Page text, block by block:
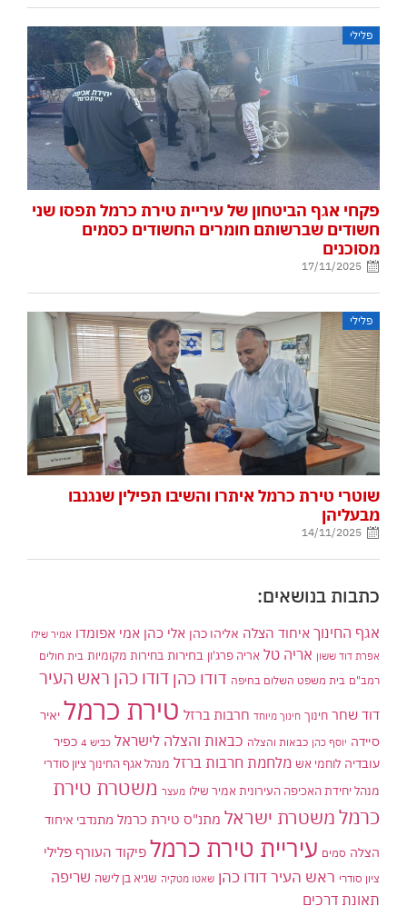
פלילי
פקחי אגף הביטחון של עיריית טירת כרמל תפסו שני
חשודים שברשותם חומרים החשודים כסמים
מסוכנים
17/11/2025
פלילי
שוטרי טירת כרמל איתרו והשיבו תפילין שנגנבו
מבעליהן
14/11/2025
כתבות בנושאים:
אגף החינוך איחוד הצלה אליהו כהן אלי כהן אמי אפומדו אמיר שילו
אפרת דוד ששון אריה טל אריה פרג'ון בחירות בחירות מקומיות בית חולים
רמב"ם בית משפט השלום בחיפה דודו כהן דודו כהן ראש העיר
דוד שחר חינוך חינוך מיוחד חרבות ברזל טירת כרמל יאיר
סיידה יוסף כהן כבאות והצלה כבאות והצלה לישראל כביש 4
כפיר
עובדיה לוחמי אש מלחמת חרבות ברזל מנהל אגף החינוך ציון סודרי
מנהל יחידת האכיפה העירונית אמיר שילו מעצר משטרת טירת
כרמלמשטרת ישראל מתנ"ס טירת כרמל מתנדבי איחוד
הצלה סמים עיריית טירת כרמל פיקוד העורף פלילי
ציון סודרי ראש העיר דודו כהן שאטו מטקיה שגיא בן לישה שריפה
תאונת דרכים